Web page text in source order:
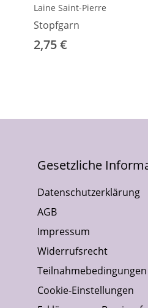
Laine Saint-Pierre
Stopfgarn
2,75 €
Gesetzliche
Datenschutzerklärung
AGB
Impressum
Widerrufsrecht
Cookie-Einstellungen